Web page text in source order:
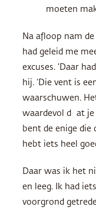
moeten
Na afloop nam
had geleid me
excuses. ‘Daar
hij. ‘Die vent is
waarschuwen.
waardevol d at je
bent de enige die
hebt iets heel
Daar was ik het
en leeg. Ik had
voorgrond